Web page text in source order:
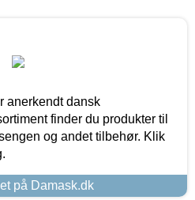
anerkendt dansk
finder du produkter til
og andet tilbehør. Klik
på Damask.dk